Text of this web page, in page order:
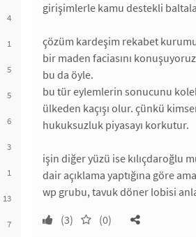
4
1
5
5
6
3
1
13
7
girişimlerle kamu destekli
çözüm kardeşim rekabet
bir maden faciasını
bu da öyle.
bu tür eylemlerin sonucunu
ülkeden kaçışı olur. çünkü
hukuksuzluk piyasayı korkutur.
işin diğer yüzü ise kılıçdaroğlu
dair açıklama yaptığına göre
wp grubu, tavuk döner lobisi
(3)
(0)